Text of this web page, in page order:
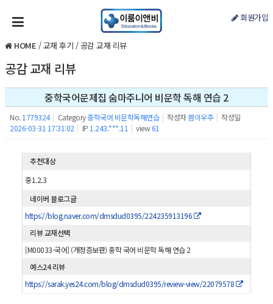
회원가입
HOME /교재 후기 /공감 교재 리뷰
공감 교재 리뷰
중학국어문제집 숨마주니어 비문학 독해 연습 2
No. 1779324 | Category중학국어 비문학독해연습 | 작성자 쁨이우주 | 작성일
2026-03-31 17:31:02 | IP 1.243.***.11 | view61
추천대상
중1.2.3
네이버 블로그글
https://blog.naver.com/dmsdud0395/224235913196
리뷰 교재선택
[M00033-국어] (개정증보판) 중학 국어 비문학 독해 연습 2
예스24 리뷰
https://sarak.yes24.com/blog/dmsdud0395/review-view/22079578